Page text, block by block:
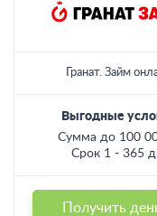
Гранат. Займ
Выгодные
Сумма до 100
Срок 1 - 365
Получить